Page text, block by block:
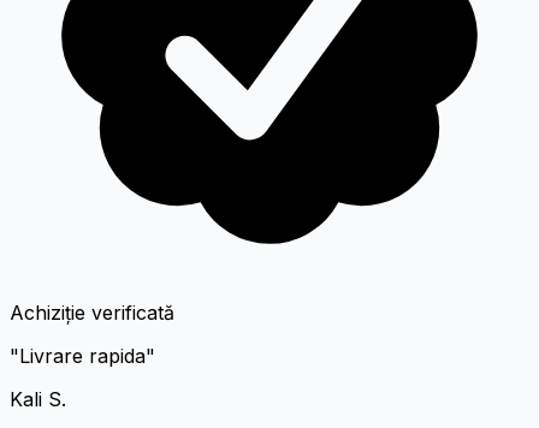
Achiziție verificată
"Livrare rapida"
Kali S.